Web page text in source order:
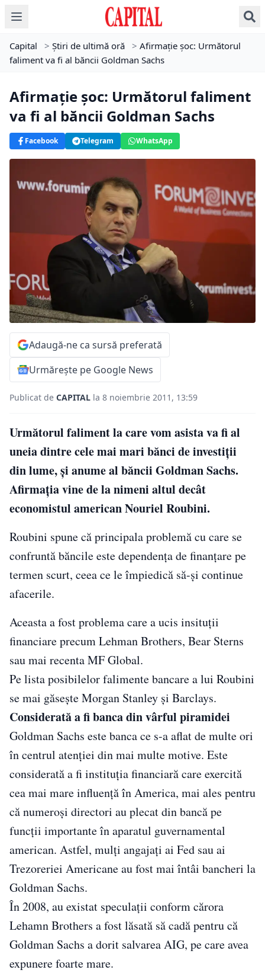
Capital > Știri de ultimă oră > Afirmație șoc: Următorul
faliment va fi al băncii Goldman Sachs
Afirmație șoc: Următorul faliment
va fi al băncii Goldman Sachs
Facebook Telegram WhatsApp
Adaugă-ne ca sursă preferată
Urmărește pe Google News
Publicat de CAPITAL la 8 noiembrie 2011, 13:59
Următorul faliment la care vom asista va fi al
uneia dintre cele mai mari bănci de investiții
din lume, și anume al băncii Goldman Sachs.
Afirmația vine de la nimeni altul decât
economistul american Nouriel Roubini.
Roubini spune că principala problemă cu care se
confruntă băncile este dependența de finanțare pe
termen scurt, ceea ce le împiedică să-și continue
afacerile.
Aceasta a fost problema care a ucis insituții
financiare precum Lehman Brothers, Bear Sterns
sau mai recenta MF Global.
Pe lista posibilelor falimente bancare a lui Roubini
se mai găsește Morgan Stanley și Barclays.
Considerată a fi banca din vârful piramidei
Goldman Sachs este banca ce s-a aflat de multe ori
în centrul atenției din mai multe motive. Este
considerată a fi instituția financiară care exercită
cea mai mare influență în America, mai ales pentru
că numeroși directori au plecat din bancă pe
funcții importante în aparatul guvernamental
american. Astfel, mulți angajați ai Fed sau ai
Trezoreriei Americane au fost mai întâi bancheri la
Goldman Sachs.
În 2008, au existat speculații conform cărora
Lehamn Brothers a fost lăsată să cadă pentru că
Goldman Sachs a dorit salvarea AIG, pe care avea
expunere foarte mare.